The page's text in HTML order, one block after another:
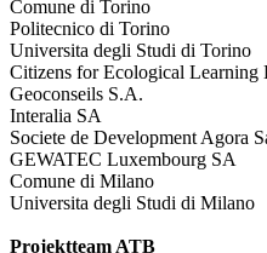
Comune di Torino
Politecnico di Torino
Universita degli Studi di Torino
Citizens for Ecological Learning
Geoconseils S.A.
Interalia SA
Societe de Development Agora
GEWATEC Luxembourg SA
Comune di Milano
Universita degli Studi di Milano
Projektteam ATB